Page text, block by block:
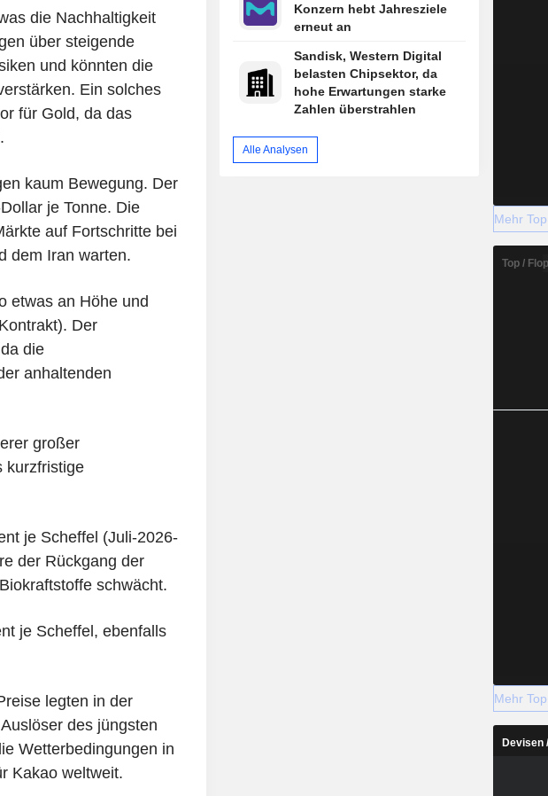
die Nachhaltigkeit
über steigende
und könnten die
Ein solches
für Gold, da das
kaum Bewegung. Der
je Tonne. Die
auf Fortschritte bei
dem Iran warten.
etwas an Höhe und
Der
die
anhaltenden
großer
kurzfristige
je Scheffel (Juli-2026-
der Rückgang der
schwächt.
je Scheffel, ebenfalls
legten in der
des jüngsten
Wetterbedingungen in
Kakao weltweit.
Konzern hebt Jahresziele
erneut an
Sandisk, Western Digital
belasten Chipsektor, da
hohe Erwartungen starke
Zahlen überstrahlen
Alle Analysen
Mehr
Top / Flop
Mehr
Devisen